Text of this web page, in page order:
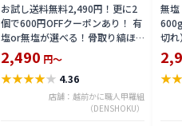
お試し送料無料2,490円！更に2
個で600円OFFクーポンあり！ 有
塩or無塩が選べる！骨取り縞ほ
っけ切身1kg 縞ホッケ シマホッ
ケ 骨なし【P】
2,490 円～
★★★★★ 4.36
店舗：越前かに職人甲羅組
（DENSHOKU）
無塩
切れ
が
凍
★